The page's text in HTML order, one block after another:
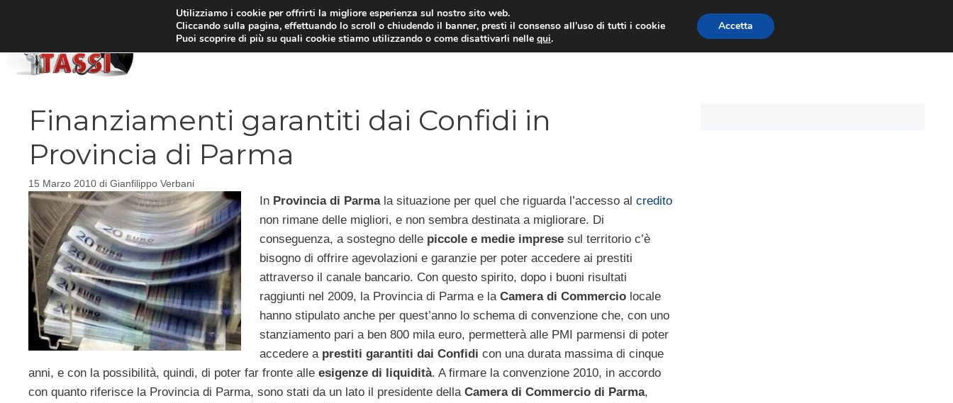
PRESTITI
Finanziamenti garantiti dai Confidi in
Provincia di Parma
15 Marzo 2010 di Gianfilippo Verbani
In Provincia di Parmala situazione per quel che riguarda l’accesso al credito
non rimane delle migliori, e non sembra destinata a migliorare. Di
conseguenza, a sostegno delle piccole e medie impresesul territorio c’è
bisogno di offrire agevolazioni e garanzie per poter accedere ai prestiti
attraverso il canale bancario. Con questo spirito, dopo i buoni risultati
raggiunti nel 2009, la Provincia di Parma e la Camera di Commerciolocale
hanno stipulato anche per quest’anno lo schema di convenzione che, con uno
stanziamento pari a ben 800 mila euro, permetterà alle PMI parmensi di poter
accedere a prestiti garantiti dai Confidi con una durata massima di cinque
anni, e con la possibilità, quindi, di poter far fronte alle esigenze di liquidità. A firmare la convenzione 2010, in accordo
con quanto riferisce la Provincia di Parma, sono stati da un lato il presidente della Camera di Commercio di Parma,
Utilizziamo i cookie per offrirti la migliore esperienza sul nostro sito web.
Cliccando sulla pagina, effettuando lo scroll o chiudendo il banner, presti il consenso all’uso di tutti i cookie
Puoi scoprire di più su quali cookie stiamo utilizzando o come disattivarli nellequi.
Accetta